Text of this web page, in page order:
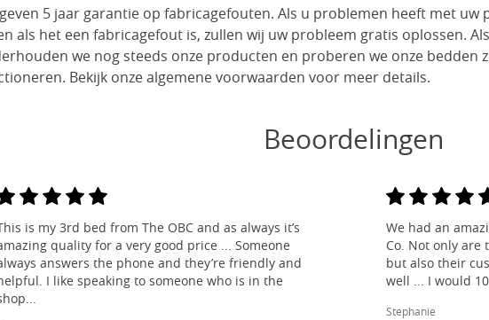
5 jaar garantie op fabricagefouten. Als u problemen heeft met
als het een fabricagefout is, zullen wij uw probleem gratis oplossen.
we nog steeds onze producten en proberen we onze bedden
Bekijk onze algemene voorwaarden voor meer details.
Beoordelingen
is my 3rd bed from The OBC and as always it’s
quality for a very good price ... Someone
answers the phone and they’re friendly and
I like speaking to someone who is in the
We had an
Co. Not only
but also their
well ... I would
Stephanie